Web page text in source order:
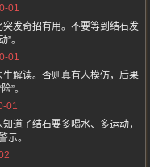
01
发奇招有用。不要等到结石发
。
01
解读。否则真有人模仿，后果
”。
01
道了结石要多喝水、多运动，
示。